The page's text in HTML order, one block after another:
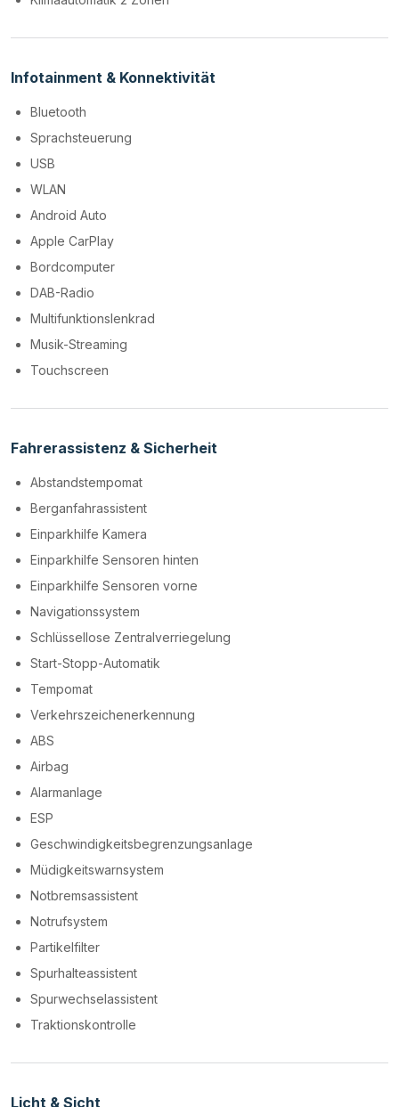
Infotainment & Konnektivität
Bluetooth
Sprachsteuerung
USB
WLAN
Android Auto
Apple CarPlay
Bordcomputer
DAB-Radio
Multifunktionslenkrad
Musik-Streaming
Touchscreen
Fahrerassistenz & Sicherheit
Abstandstempomat
Berganfahrassistent
Einparkhilfe Kamera
Einparkhilfe Sensoren hinten
Einparkhilfe Sensoren vorne
Navigationssystem
Schlüssellose Zentralverriegelung
Start-Stopp-Automatik
Tempomat
Verkehrszeichenerkennung
ABS
Airbag
Alarmanlage
ESP
Geschwindigkeitsbegrenzungsanlage
Müdigkeitswarnsystem
Notbremsassistent
Notrufsystem
Partikelfilter
Spurhalteassistent
Spurwechselassistent
Traktionskontrolle
Licht & Sicht